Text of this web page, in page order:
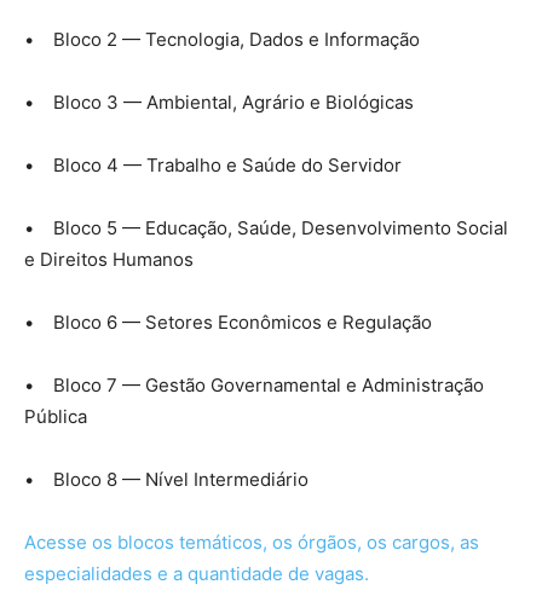
• Bloco 2 — Tecnologia, Dados e Informação
• Bloco 3 — Ambiental, Agrário e Biológicas
• Bloco 4 — Trabalho e Saúde do Servidor
• Bloco 5 — Educação, Saúde, Desenvolvimento Social
e Direitos Humanos
• Bloco 6 — Setores Econômicos e Regulação
• Bloco 7 — Gestão Governamental e Administração
Pública
• Bloco 8 — Nível Intermediário
Acesse os blocos temáticos, os órgãos, os cargos, as
especialidades e a quantidade de vagas.